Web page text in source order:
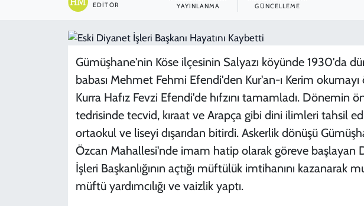
EDITÖR YAYINLANMA GÜNCELLEME
Gümüşhane'nin Köse ilçesinin Salyazı köyünde 1930'da
babası Mehmet Fehmi Efendi'den Kur'an-ı Kerim okumayı
Kurra Hafız Fevzi Efendi'de hıfzını tamamladı. Dönemin
tedrisinde tecvid, kıraat ve Arapça gibi dini ilimleri tahsil
ortaokul ve liseyi dışarıdan bitirdi. Askerlik dönüşü
Özcan Mahallesi'nde imam hatip olarak göreve başlayan
İşleri Başkanlığının açtığı müftülük imtihanını
müftü yardımcılığı ve vaizlik yaptı.